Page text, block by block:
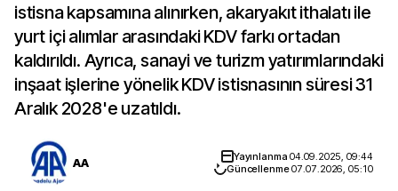
istisna kapsamına alınırken, akaryakıt ithalatı ile
yurt içi alımlar arasındaki KDV farkı ortadan
kaldırıldı. Ayrıca, sanayi ve turizm yatırımlarındaki
inşaat işlerine yönelik KDV istisnasının süresi 31
Aralık 2028'e uzatıldı.
AA Yayınlanma04.09.2025, 09:44
Güncellenme07.07.2026, 05:10